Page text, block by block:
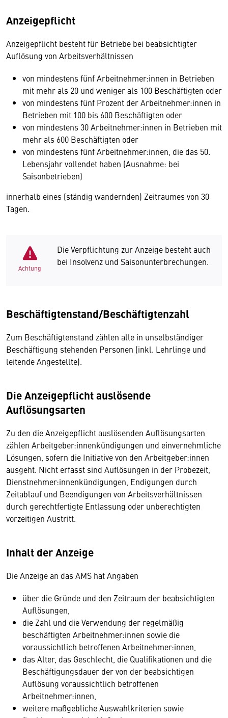
Anzeigepflicht
Anzeigepflicht besteht für Betriebe bei beabsichtigter
Auflösung von Arbeitsverhältnissen
von mindestens fünf Arbeitnehmer:innen in Betrieben
mit mehr als 20 und weniger als 100 Beschäftigten oder
von mindestens fünf Prozent der Arbeitnehmer:innen in
Betrieben mit 100 bis 600 Beschäftigten oder
von mindestens 30 Arbeitnehmer:innen in Betrieben mit
mehr als 600 Beschäftigten oder
von mindestens fünf Arbeitnehmer:innen, die das 50.
Lebensjahr vollendet haben (Ausnahme: bei
Saisonbetrieben)
innerhalb eines (ständig wandernden) Zeitraumes von 30
Tagen.
Achtung
Die Verpflichtung zur Anzeige besteht auch
bei Insolvenz und Saisonunterbrechungen.
Beschäftigtenstand/Beschäftigtenzahl
Zum Beschäftigtenstand zählen alle in unselbständiger
Beschäftigung stehenden Personen (inkl. Lehrlinge und
leitende Angestellte).
Die Anzeigepflicht auslösende
Auflösungsarten
Zu den die Anzeigepflicht auslösenden Auflösungsarten
zählen Arbeitgeber:innenkündigungen und einvernehmliche
Lösungen, sofern die Initiative von den Arbeitgeber:innen
ausgeht. Nicht erfasst sind Auflösungen in der Probezeit,
Dienstnehmer:innenkündigungen, Endigungen durch
Zeitablauf und Beendigungen von Arbeitsverhältnissen
durch gerechtfertigte Entlassung oder unberechtigten
vorzeitigen Austritt.
Inhalt der Anzeige
Die Anzeige an das AMS hat Angaben
über die Gründe und den Zeitraum der beabsichtigten
Auflösungen,
die Zahl und die Verwendung der regelmäßig
beschäftigten Arbeitnehmer:innen sowie die
voraussichtlich betroffenen Arbeitnehmer:innen,
das Alter, das Geschlecht, die Qualifikationen und die
Beschäftigungsdauer der von der beabsichtigen
Auflösung voraussichtlich betroffenen
Arbeitnehmer:innen,
weitere maßgebliche Auswahlkriterien sowie